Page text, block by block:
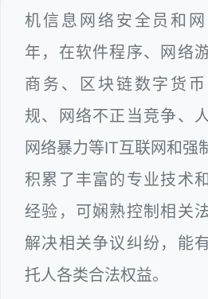
机信息网络安全员和
年，在软件程序、网络
商务、区块链数字货
规、网络不正当竞争、
网络暴力等IT互联网和强
积累了丰富的专业技术
经验，可娴熟控制相关
解决相关争议纠纷，能
托人各类合法权益。